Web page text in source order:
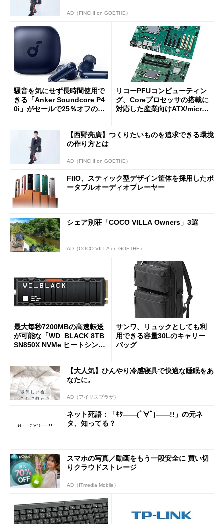
AD（FINCHI on GOETHE）
騒音を気にせず長時間使用で
きる「Anker Soundcore P4
0i」がセールで25％オフの59
リコーPFUコンピューティン
グ、Coreプロセッサの搭載に
対応した産業向けATX/micro
【西野亮廣】つくりたいものを追求できる環境
の作り方とは
AD（FINCHI on GOETHE）
FIIO、スティック型デザイン筐体を採用したポ
ータブルオーディオプレーヤー
シェア別荘「COCO VILLA Owners」3選
AD（COCO VILLA on GOETHE）
最大毎秒7200MBの高速転送
が可能な「WD_BLACK 8TB
SN850X NVMe ヒートシンク
サンワ、リュックとしても利
用できる容量30Lのキャリー
バッグ
【大人気】ひんやり冷感寝具で快適な睡眠をあ
なたに。
AD（アイリスプラザ）
ネット死語：「ｷﾀ――(ﾟ∀ﾟ)――!!」の元ネ
タ、知ってる？
スマホの写真／動画をもう一段安全に 買い切
りクラウドストレージ
AD（ITmedia Mobile）